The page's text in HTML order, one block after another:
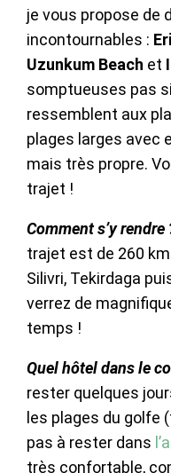
je vous propose de
incontournables :
Uzunkum Beach et
somptueuses pas
ressemblent aux
plages larges avec
mais très propre.
trajet !
Comment s’y rendre
trajet est de 260
Silivri, Tekirdaga
verrez de
temps !
Quel hôtel dans le
rester quelques
les plages du golfe
pas à rester dans
très confortable,